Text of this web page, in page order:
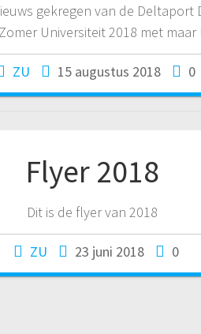
gekregen van de Deltaport
Universiteit 2018 met maar
ZU 15 augustus 2018 0
Flyer 2018
Dit is de flyer van 2018
ZU 23 juni 2018 0